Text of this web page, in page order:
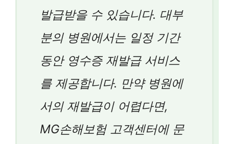
발급받을 수 있습니다. 대부
분의 병원에서는 일정 기간
동안 영수증 재발급 서비스
를 제공합니다. 만약 병원에
서의 재발급이 어렵다면,
MG손해보험 고객센터에 문